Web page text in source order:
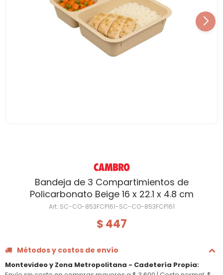
Bandeja de 3 Compartimientos de
Policarbonato Beige 16 x 22.1 x 4.8 cm
SC-CO-853FCP161-SC-CO-853FCP161
$ 447
Métodos y costos de envío
Montevideo y Zona Metropolitana - Cadetería Propia: